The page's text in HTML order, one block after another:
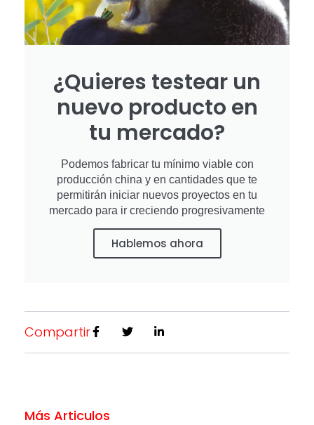
¿Quieres testear un
nuevo producto en
tu mercado?
Podemos fabricar tu mínimo viable con
producción china y en cantidades que te
permitirán iniciar nuevos proyectos en tu
mercado para ir creciendo progresivamente
Hablemos ahora
Compartir
Más Articulos